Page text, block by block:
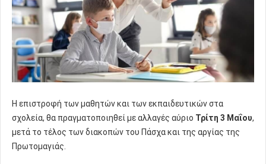
Η επιστροφή των μαθητών και των εκπαιδευτικών στα
σχολεία, θα πραγματοποιηθεί με αλλαγές αύριο Τρίτη 3 Μαΐου,
μετά το τέλος των διακοπών του Πάσχα και της αργίας της
Πρωτομαγιάς.